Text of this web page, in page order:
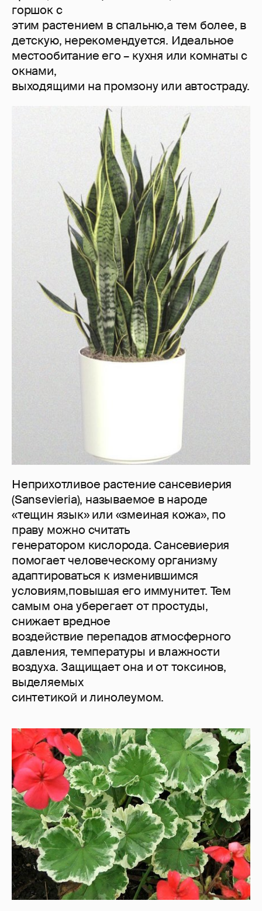
горшок с
этим растением в спальню,а тем более, в
детскую, нерекомендуется. Идеальное
местообитание его – кухня или комнаты с
окнами,
выходящими на промзону или автостраду.
Неприхотливое растение сансевиерия
(Sansevieria), называемое в народе
«тещин язык» или «змеиная кожа», по
праву можно считать
генератором кислорода. Сансевиерия
помогает человеческому организму
адаптироваться к изменившимся
условиям,повышая его иммунитет. Тем
самым она уберегает от простуды,
снижает вредное
воздействие перепадов атмосферного
давления, температуры и влажности
воздуха. Защищает она и от токсинов,
выделяемых
синтетикой и линолеумом.